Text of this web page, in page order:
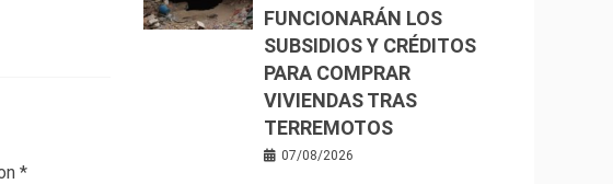
*
FUNCIONARÁN LOS
SUBSIDIOS Y CRÉDITOS
PARA COMPRAR
VIVIENDAS TRAS
TERREMOTOS
07/08/2026